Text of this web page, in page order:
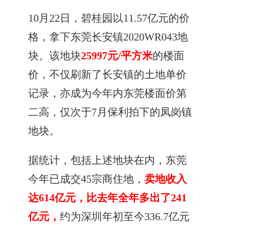
10月22日，碧桂园以11.57亿元的价
格，拿下东莞长安镇2020WR043地
块。该地块25997元/平方米的楼面
价，不仅刷新了长安镇的土地单价
记录，亦成为今年内东莞楼面价第
二高，仅次于7月保利拍下的凤岗镇
地块。
据统计，包括上述地块在内，东莞
今年已成交45宗商住地， 卖地收入
达614亿元， 比去年全年多出了241
亿元， 约为深圳年初至今336.7亿元